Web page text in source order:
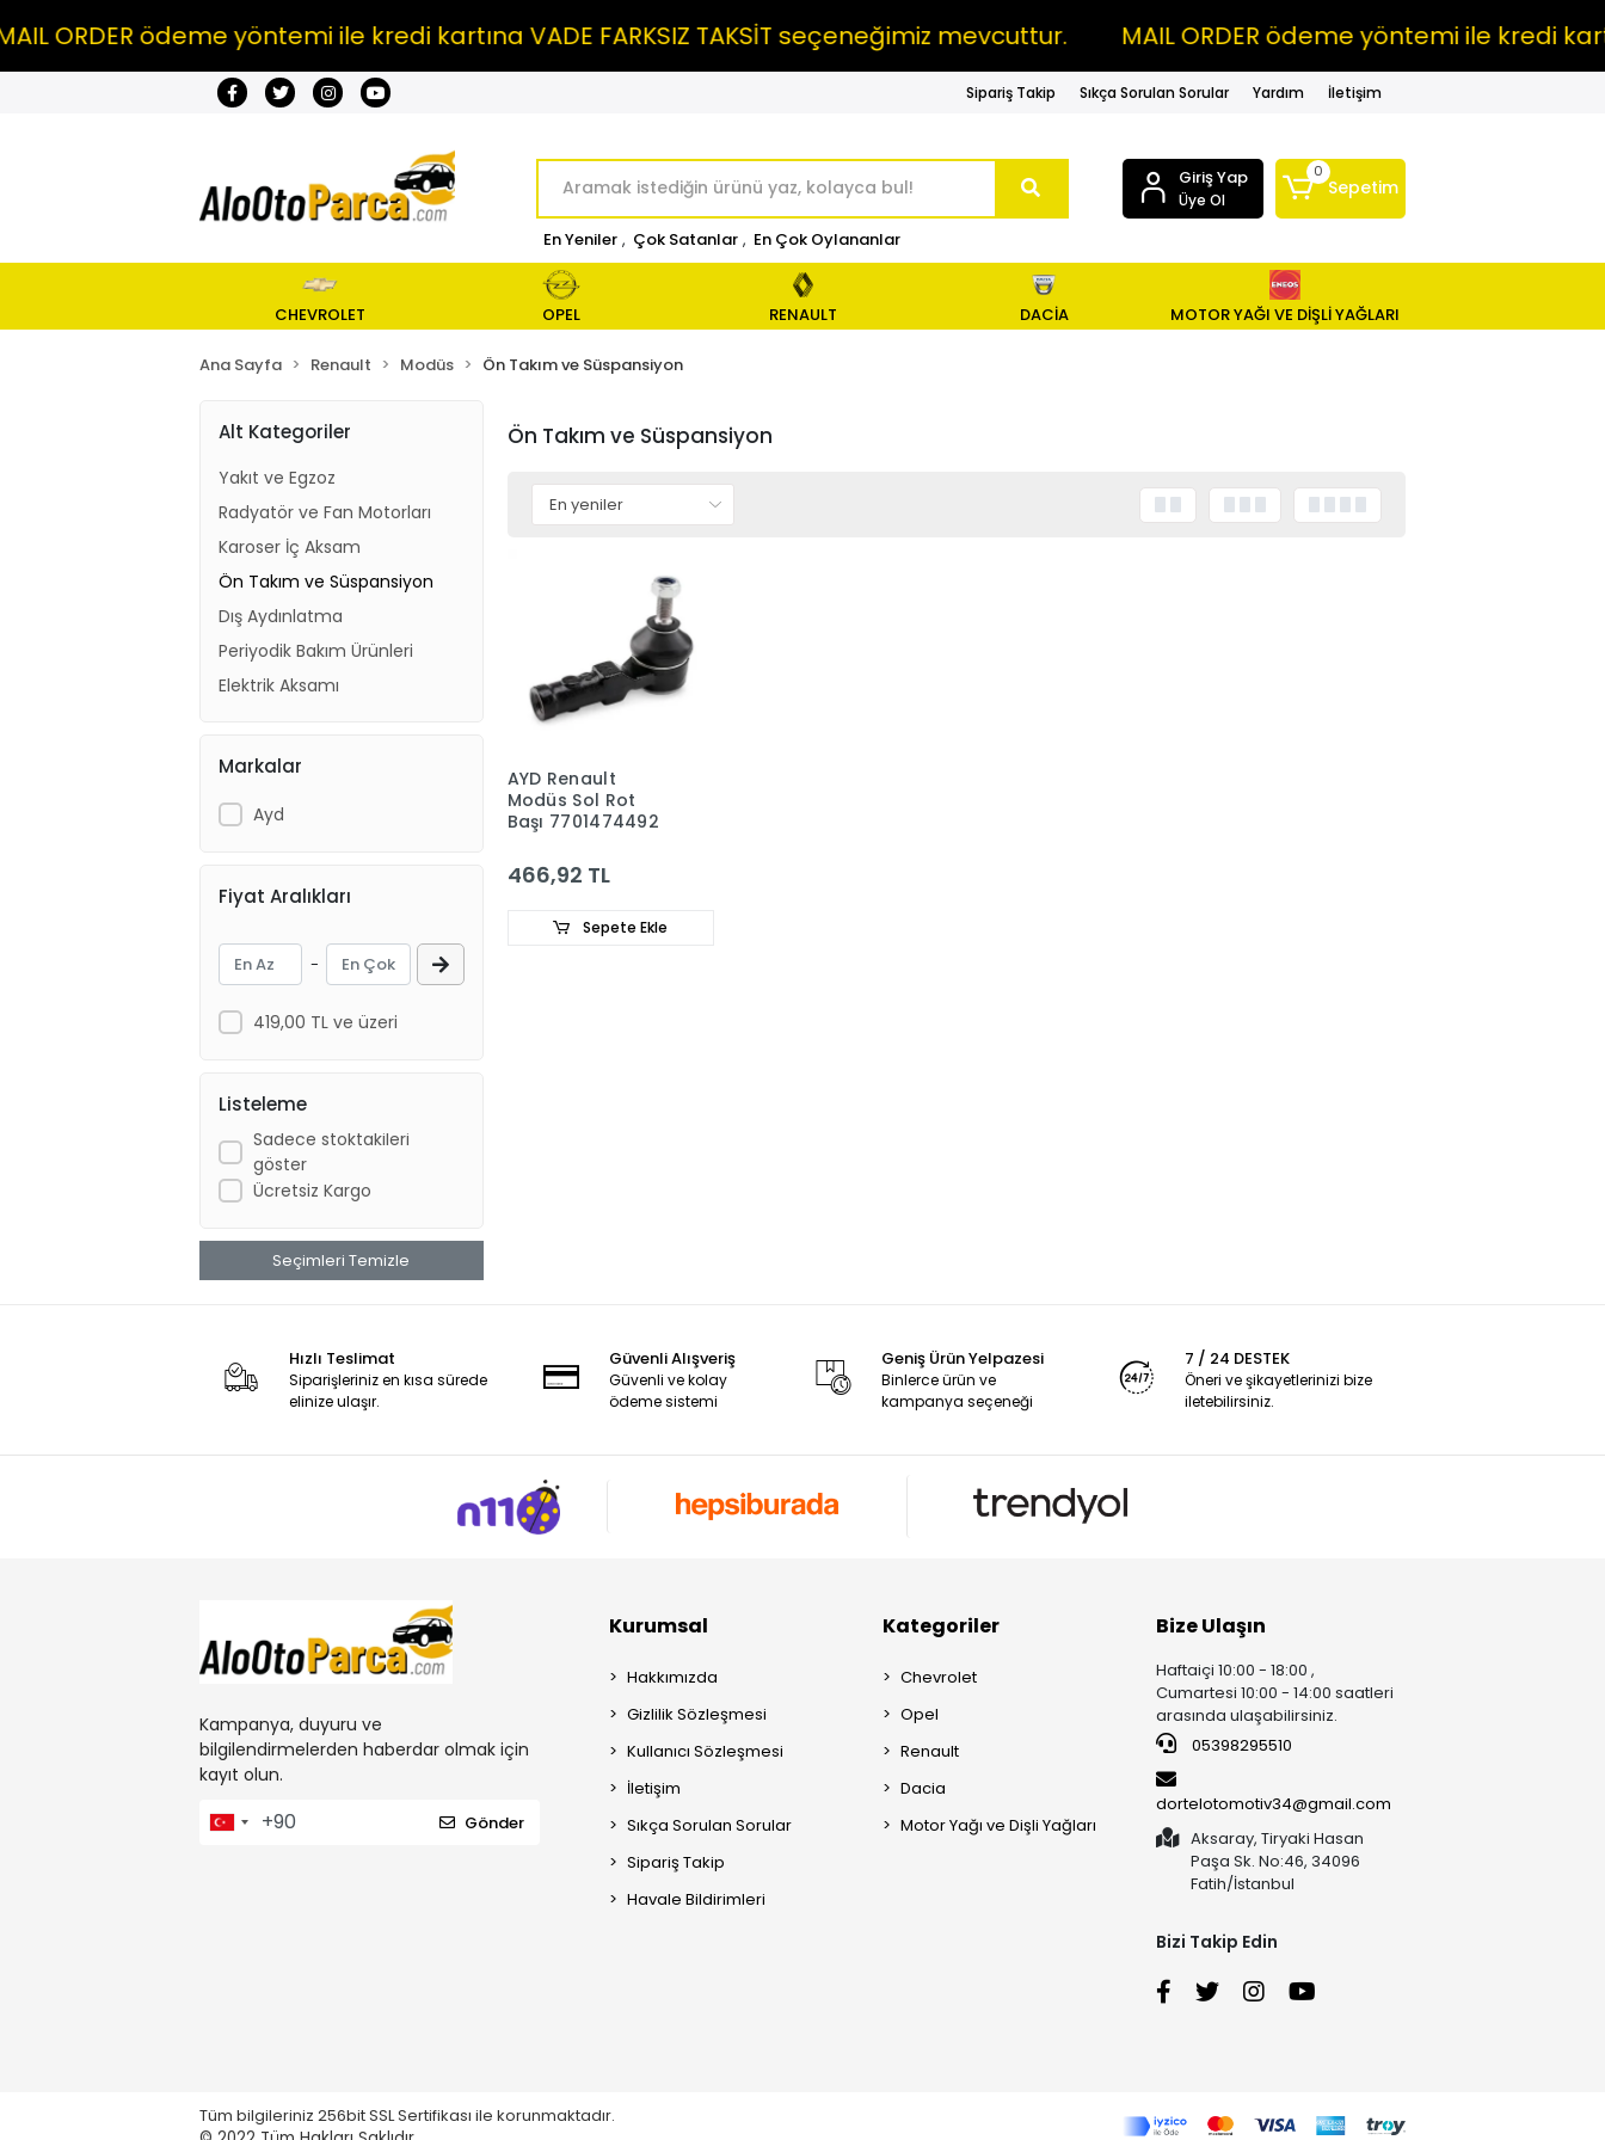
ORDER ödeme yöntemi ile kredi kartına VADE FARKSIZ TAKSİT seçeneğimiz mevcuttur. MAIL ORDER ödeme yöntemi ile kredi
Sipariş Takip Sıkça Sorulan Sorular Yardım İletişim
En Yeniler , Çok Satanlar , En Çok Oylananlar
Giriş Yap
Üye Ol
0
Sepetim
CHEVROLET OPEL RENAULT DACİA MOTOR YAĞI VE DİŞLİ YAĞLARI
Ana Sayfa Renault Modüs Ön Takım ve Süspansiyon
Alt Kategoriler
Yakıt ve Egzoz
Radyatör ve Fan Motorları
Karoser İç Aksam
Ön Takım ve Süspansiyon
Dış Aydınlatma
Periyodik Bakım Ürünleri
Elektrik Aksamı
Markalar
Ayd
Fiyat Aralıkları
-
419,00 TL ve üzeri
Listeleme
Sadece stoktakileri
göster
Ücretsiz Kargo
Seçimleri Temizle
Ön Takım ve Süspansiyon
AYD Renault
Modüs Sol Rot
Başı 7701474492
466,92 TL
Sepete Ekle
Hızlı Teslimat
Siparişleriniz en kısa sürede
elinize ulaşır.
Güvenli Alışveriş
Güvenli ve kolay
ödeme sistemi
Geniş Ürün Yelpazesi
Binlerce ürün ve
kampanya seçeneği
7 / 24 DESTEK
Öneri ve şikayetlerinizi bize
iletebilirsiniz.
Kampanya, duyuru ve
bilgilendirmelerden haberdar olmak için
kayıt olun.
Gönder
Kurumsal
Hakkımızda
Gizlilik Sözleşmesi
Kullanıcı Sözleşmesi
İletişim
Sıkça Sorulan Sorular
Sipariş Takip
Havale Bildirimleri
Kategoriler
Chevrolet
Opel
Renault
Dacia
Motor Yağı ve Dişli Yağları
Bize Ulaşın
Haftaiçi 10:00 - 18:00 ,
Cumartesi 10:00 - 14:00 saatleri
arasında ulaşabilirsiniz.
05398295510
dortelotomotiv34@gmail.com
Aksaray, Tiryaki Hasan
Paşa Sk. No:46, 34096
Fatih/İstanbul
Bizi Takip Edin
Tüm bilgileriniz 256bit SSL Sertifikası ile korunmaktadır.